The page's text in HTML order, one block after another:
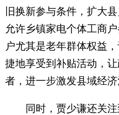
旧换新参与条件，扩大
允许乡镇家电个体工商
户尤其是老年群体权益
捷地享受到补贴活动，
者，进一步激发县域经济
同时，贾少谦还关注